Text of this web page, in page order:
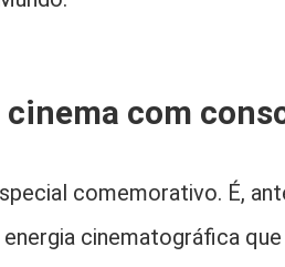
cinema com
comemorativo. É,
cinematográfica